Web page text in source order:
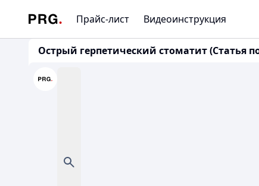
Прайс-лист Видеоинструкция
Острый герпетический стоматит